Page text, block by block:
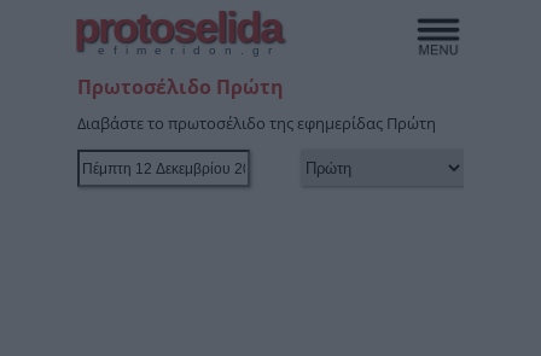
protoselida
efimeridon.gr
Πρωτοσέλιδο Πρώτη
Διαβάστε το πρωτοσέλιδο της εφημερίδας Πρώτη